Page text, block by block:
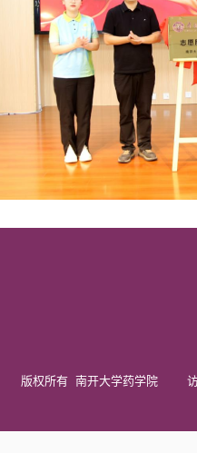
版权所有 南开大学药学院 访